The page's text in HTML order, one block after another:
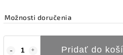
Možnosti doručenia
Pridať do